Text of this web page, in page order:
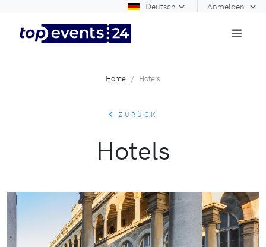
Deutsch Anmelden
Home Hotels
ZURÜCK
Hotels